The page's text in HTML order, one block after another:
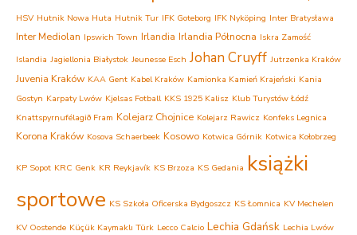
HSV Hutnik Nowa Huta Hutnik Tur IFK Goteborg IFK Nyköping Inter Bratysława
Inter Mediolan Ipswich Town Irlandia Irlandia Północna Iskra Zamość
Islandia Jagiellonia Białystok Jeunesse Esch Johan Cruyff Jutrzenka Kraków
Juvenia Kraków KAA Gent Kabel Kraków Kamionka Kamień Krajeński Kania
Gostyn Karpaty Lwów Kjelsas Fotball KKS 1925 Kalisz Klub Turystów Łódź
Knattspyrnufélagið Fram Kolejarz Chojnice Kolejarz Rawicz Konfeks Legnica
Korona Kraków Kosova Schaerbeek Kosowo Kotwica Górnik Kotwica Kołobrzeg
KP Sopot KRC Genk KR Reykjavík KS Brzoza KS Gedania książki
sportowe KS Szkoła Oficerska Bydgoszcz KS Łomnica KV Mechelen
KV Oostende Küçük Kaymaklı Türk Lecco Calcio Lechia Gdańsk Lechia Lwów